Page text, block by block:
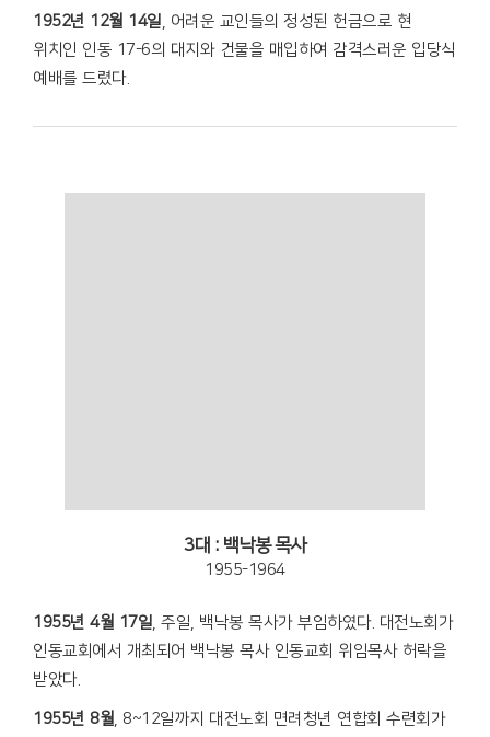
1952년 12월 14일 , 어려운 교인들의 정성된 헌금으로 현
위치인 인동 17-6의 대지와 건물을 매입하여 감격스러운 입당식
예배를 드렸다.
3대 : 백낙봉 목사
1955-1964
1955년 4월 17일 , 주일, 백낙봉 목사가 부임하였다. 대전노회가
인동교회에서 개최되어 백낙봉 목사 인동교회 위임목사 허락을
받았다.
1955년 8월 , 8~12일까지 대전노회 면려청년 연합회 수련회가